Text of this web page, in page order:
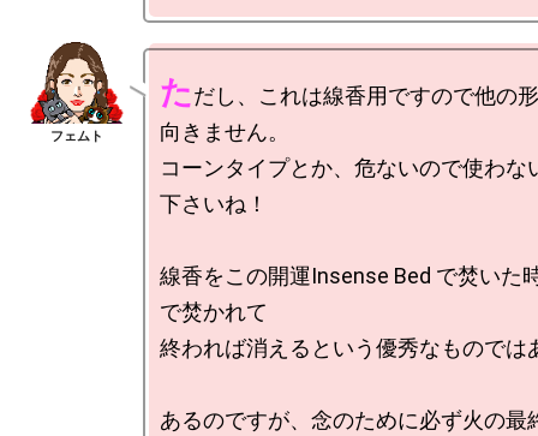
ただし、これは線香用ですので他の
向きません。
コーンタイプとか、危ないので使わな
下さいね！
線香をこの開運Insense Bed で焚いた
で焚かれて
終われば消えるという優秀なものでは
あるのですが、念のために必ず火の最